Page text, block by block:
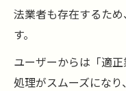
法業者も存在するた
す。
ユーザーからは「適
処理がスムーズにな